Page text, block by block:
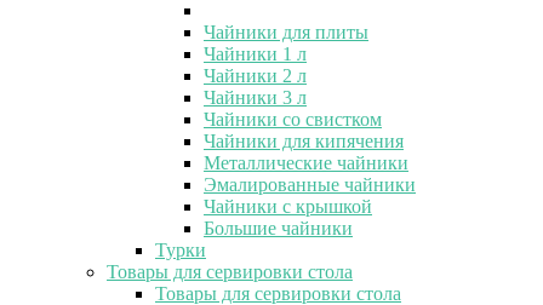
Чайники для плиты
Чайники 1 л
Чайники 2 л
Чайники 3 л
Чайники со свистком
Чайники для кипячения
Металлические чайники
Эмалированные чайники
Чайники с крышкой
Большие чайники
Турки
Товары для сервировки стола
Товары для сервировки стола